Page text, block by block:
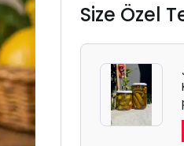
Size Özel